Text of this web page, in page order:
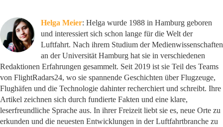
Helga Meier: Helga wurde 1988 in Hamburg geboren
und interessiert sich schon lange für die Welt der
Luftfahrt. Nach ihrem Studium der Medienwissenschaften
an der Universität Hamburg hat sie in verschiedenen
Redaktionen Erfahrungen gesammelt. Seit 2019 ist sie Teil des Teams
von FlightRadars24, wo sie spannende Geschichten über Flugzeuge,
Flughäfen und die Technologie dahinter recherchiert und schreibt. Ihre
Artikel zeichnen sich durch fundierte Fakten und eine klare,
leserfreundliche Sprache aus. In ihrer Freizeit liebt sie es, neue Orte zu
erkunden und die neuesten Entwicklungen in der Luftfahrtbranche zu